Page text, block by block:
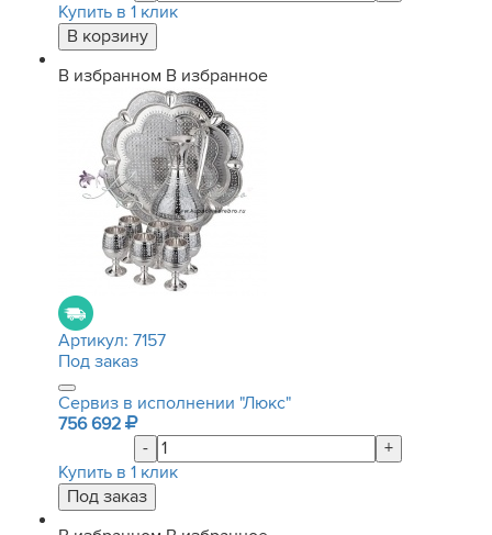
Купить в 1 клик
В избранном В избранное
Артикул: 7157
Под заказ
Сервиз в исполнении "Люкс"
756 692
-
+
Купить в 1 клик